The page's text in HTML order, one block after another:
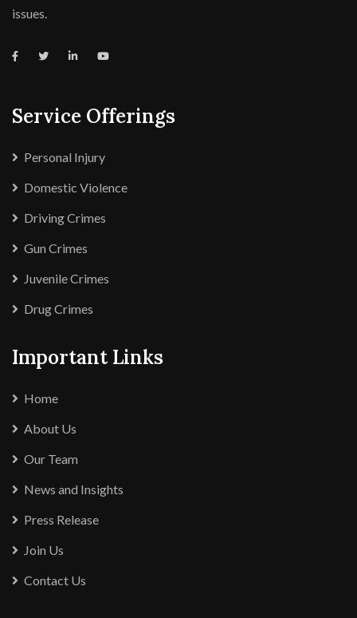
issues.
Service Offerings
Personal Injury
Domestic Violence
Driving Crimes
Gun Crimes
Juvenile Crimes
Drug Crimes
Important Links
Home
About Us
Our Team
News and Insights
Press Release
Join Us
Contact Us